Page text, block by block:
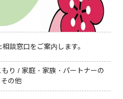
談窓口をご案内します。
り / 家庭・家族・パートナーの
の他